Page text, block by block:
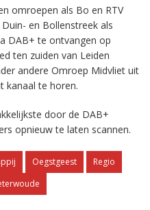
omroepen als Bo en RTV
en Bollenstreek als
DAB+ te ontvangen op
ten zuiden van Leiden
andere Omroep Midvliet uit
kanaal te horen.
door de DAB+
opnieuw te laten scannen.
Oegstgeest
Regio